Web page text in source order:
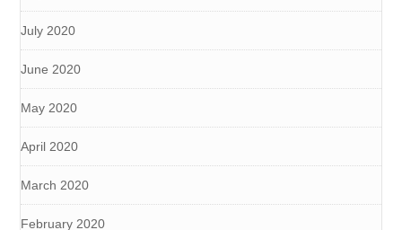
July 2020
June 2020
May 2020
April 2020
March 2020
February 2020